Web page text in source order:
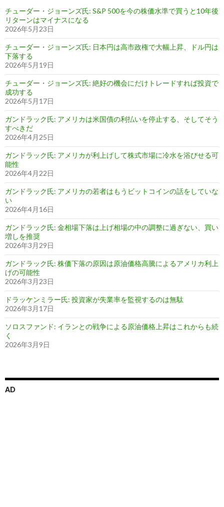
チューダー・ジョーンズ氏: S&P 500を今の株価水準で買うと10年後
リターンはマイナスになる
2026年5月23日
チューダー・ジョーンズ氏: 日本円は高市政権で大幅上昇、ドル円は
下落する
2026年5月19日
チューダー・ジョーンズ氏: 絶好の機会にだけトレードすれば投資で
成功する
2026年5月17日
ガンドラック氏: アメリカは米国債の利払いを停止する、そしてそう
すべきだ
2026年4月25日
ガンドラック氏: アメリカが利上げして株式市場に冷水を浴びせる可
能性
2026年4月22日
ガンドラック氏: アメリカの若者はもうビットコインの話をしていな
い
2026年4月16日
ガンドラック氏: 金相場下落は上げ相場の中の調整に過ぎない、買い
増しを推奨
2026年3月29日
ガンドラック氏: 株価下落の原因は原油価格高騰によるアメリカ利上
げの可能性
2026年3月23日
ドラッケンミラー氏: 投資家が失業率を監視するのは無駄
2026年3月17日
ソロスファンド: イランとの戦争による原油価格上昇はこれからも続
く
2026年3月9日
AD